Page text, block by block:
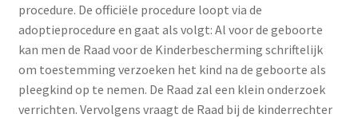
Tampons
Stimulatie, vibrators
Verzorgingsproducten
procedure. De officiële procedure loopt via de
adoptieprocedure en gaat als volgt: Al voor de geboorte
kan men de Raad voor de Kinderbescherming schriftelijk
om toestemming verzoeken het kind na de geboorte als
pleegkind op te nemen. De Raad zal een klein onderzoek
verrichten. Vervolgens vraagt de Raad bij de kinderrechter